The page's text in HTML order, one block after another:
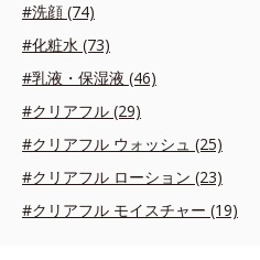
#洗顔 (74)
#化粧水 (73)
#乳液・保湿液 (46)
#クリアフル (29)
#クリアフル ウォッシュ (25)
#クリアフル ローション (23)
#クリアフル モイスチャー (19)